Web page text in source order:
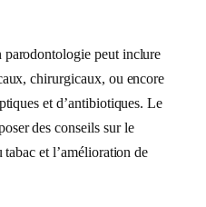
parodontologie peut inclure
chirurgicaux, ou encore
et d’antibiotiques. Le
des conseils sur le
et l’amélioration de